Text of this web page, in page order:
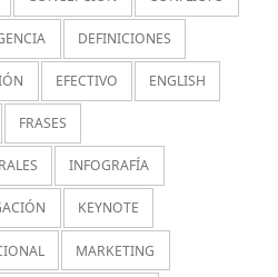
DEFINICIONES
EFECTIVO ENGLISH
FRASES
INFOGRAFÍA
KEYNOTE
MARKETING